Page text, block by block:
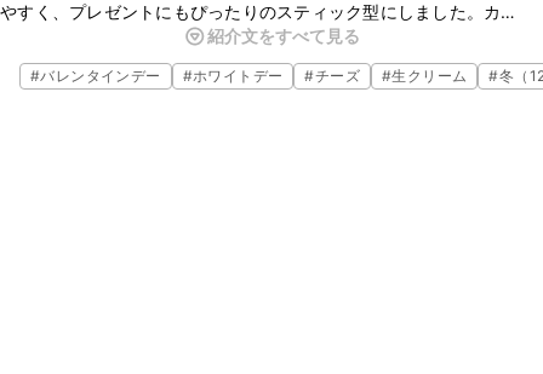
やすく、プレゼントにもぴったりのスティック型にしました。カ
シューナッツやアーモンドなど、お好きなナッツを使ってお好みの
チーズケーキを作ってみて下さいね。
紹介文をすべて見る
#バレンタインデー #ホワイトデー #チーズ #生クリーム #冬（